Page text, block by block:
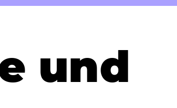
und